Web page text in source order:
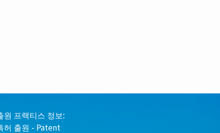
원 프랙티스 정보:
허 출원 - Patent